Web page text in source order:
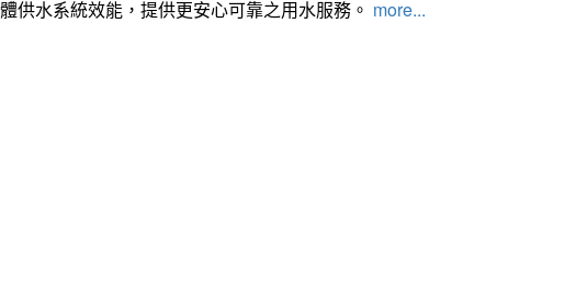
供水系統效能，提供更安心可靠之用水服務。 more...